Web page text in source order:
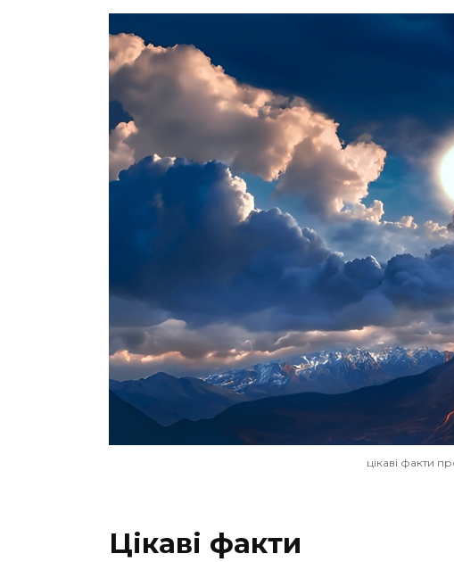
цікаві факти
Цікаві факти